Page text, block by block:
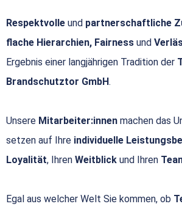
Respektvolle und partnerschaftliche
flache Hierarchien, Fairness und
Ergebnis einer langjährigen Tradition der
Brandschutztor GmbH.
Unsere Mitarbeiter:innen machen das
setzen auf Ihre individuelle
Loyalität, Ihren Weitblick und Ihren
Egal aus welcher Welt Sie kommen, ob